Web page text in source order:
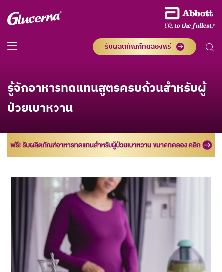
รับผลิตภัณฑ์ทดลองฟรี
รู้จักอาหารทดแทนสูตรครบถ้วนสำหรับผู้
ป่วยเบาหวาน